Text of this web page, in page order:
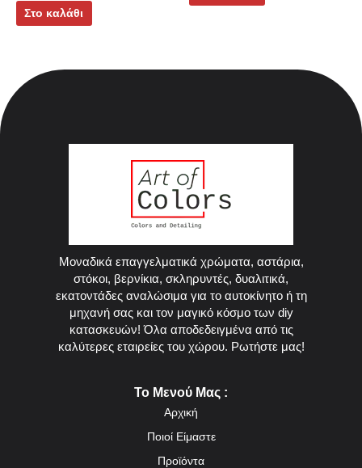
Στο καλάθι
Μοναδικά επαγγελματικά χρώματα, αστάρια,
στόκοι, βερνίκια, σκληρυντές, δυαλιτικά,
εκατοντάδες αναλώσιμα για το αυτοκίνητο ή τη
μηχανή σας και τον μαγικό κόσμο των diy
κατασκευών! Όλα αποδεδειγμένα από τις
καλύτερες εταιρείες του χώρου. Ρωτήστε μας!
Το Μενού Μας :
Αρχική
Ποιοί Είμαστε
Προϊόντα